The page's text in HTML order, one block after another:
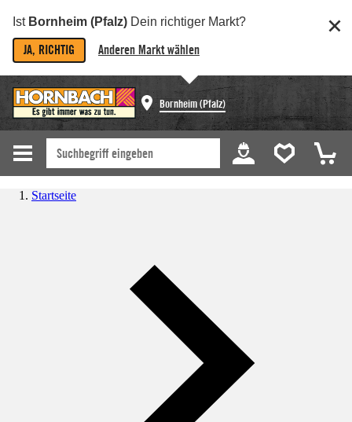
Ist Bornheim (Pfalz) Dein richtiger Markt?
JA, RICHTIG Anderen Markt wählen
Bornheim (Pfalz)
Startseite